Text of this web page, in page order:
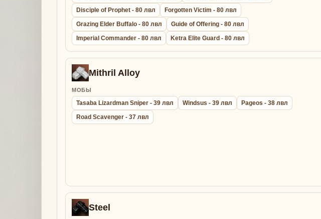
Disciple of Prophet - 80 лвл
Forgotten Victim - 80 лвл
Grazing Elder Buffalo - 80 лвл
Guide of Offering - 80 лвл
Imperial Commander - 80 лвл
Ketra Elite Guard - 80 лвл
Mithril Alloy
МОБЫ
Tasaba Lizardman Sniper - 39 лвл Windsus - 39 лвл
Pageos - 38 лвл
Road Scavenger - 37 лвл
Steel